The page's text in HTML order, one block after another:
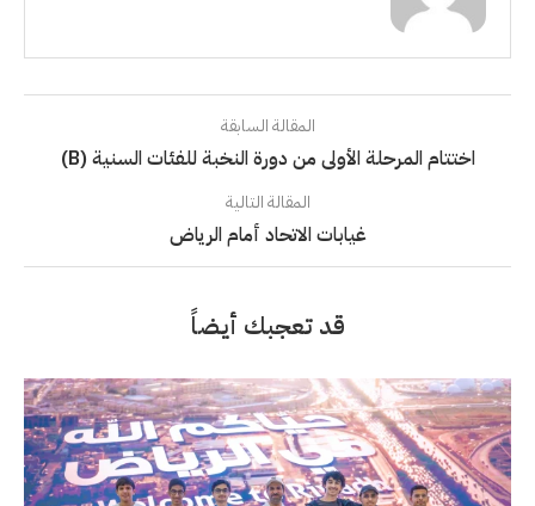
المقالة السابقة
اختتام المرحلة الأولى من دورة النخبة للفئات السنية (B)
المقالة التالية
غيابات الاتحاد أمام الرياض
قد تعجبك أيضاً